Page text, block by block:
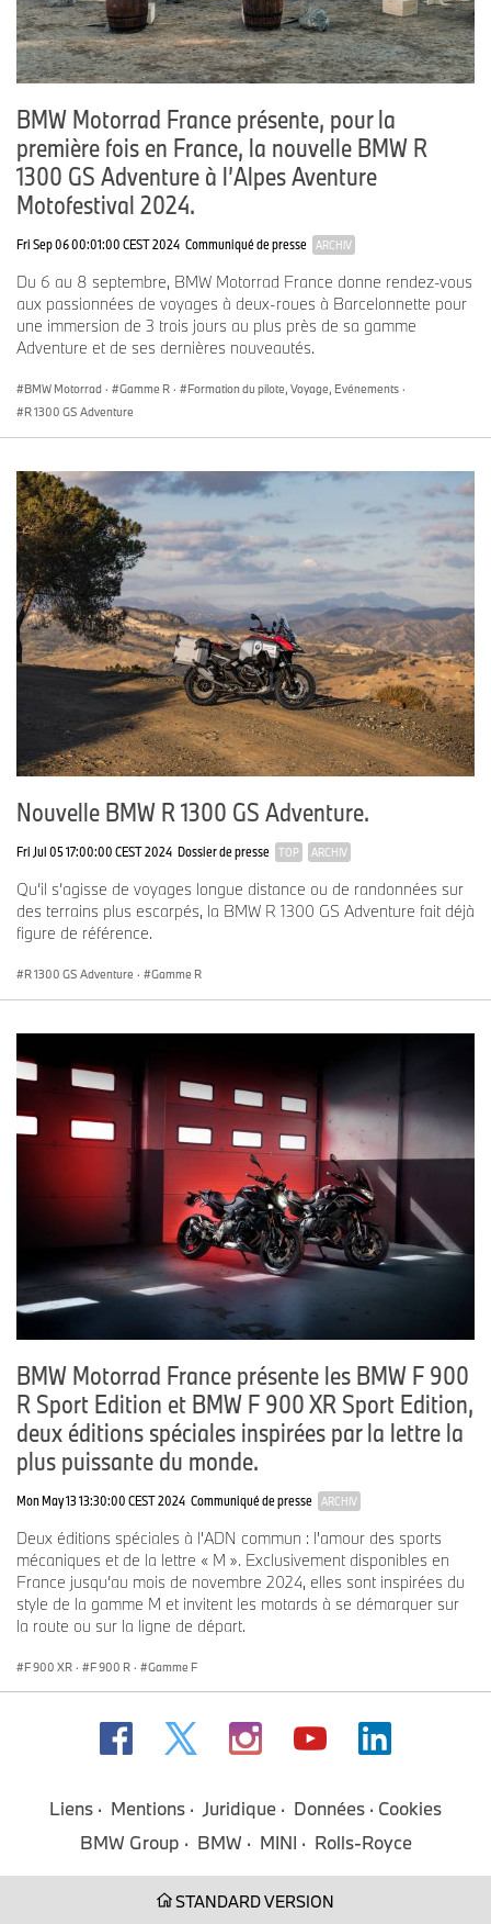
BMW Motorrad France présente, pour la
première fois en France, la nouvelle BMW R
1300 GS Adventure à l’Alpes Aventure
Motofestival 2024.
Fri Sep 06 00:01:00 CEST 2024 Communiqué de presse ARCHIV
Du 6 au 8 septembre, BMW Motorrad France donne rendez-vous
aux passionnées de voyages à deux-roues à Barcelonnette pour
une immersion de 3 trois jours au plus près de sa gamme
Adventure et de ses dernières nouveautés.
BMW Motorrad · Gamme R · Formation du pilote, Voyage, Evénements ·
R 1300 GS Adventure
Nouvelle BMW R 1300 GS Adventure.
Fri Jul 05 17:00:00 CEST 2024 Dossier de presse TOP ARCHIV
Qu’il s’agisse de voyages longue distance ou de randonnées sur
des terrains plus escarpés, la BMW R 1300 GS Adventure fait déjà
figure de référence.
R 1300 GS Adventure · Gamme R
BMW Motorrad France présente les BMW F 900
R Sport Edition et BMW F 900 XR Sport Edition,
deux éditions spéciales inspirées par la lettre la
plus puissante du monde.
Mon May 13 13:30:00 CEST 2024 Communiqué de presse ARCHIV
Deux éditions spéciales à l'ADN commun : l'amour des sports
mécaniques et de la lettre « M ». Exclusivement disponibles en
France jusqu’au mois de novembre 2024, elles sont inspirées du
style de la gamme M et invitent les motards à se démarquer sur
la route ou sur la ligne de départ.
F 900 XR · F 900 R · Gamme F
Liens Mentions Juridique Données
Cookies
BMW Group
BMW MINI Rolls-Royce
STANDARD VERSION